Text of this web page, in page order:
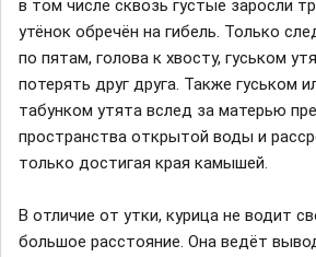
в том числе сквозь густые заросли
утёнок обречён на гибель. Только
по пятам, голова к хвосту, гуськом
потерять друг друга. Также гуськом
табунком утята вслед за матерью
пространства открытой воды и
только достигая края камышей.
В отличие от утки, курица не водит
большое расстояние. Она ведёт